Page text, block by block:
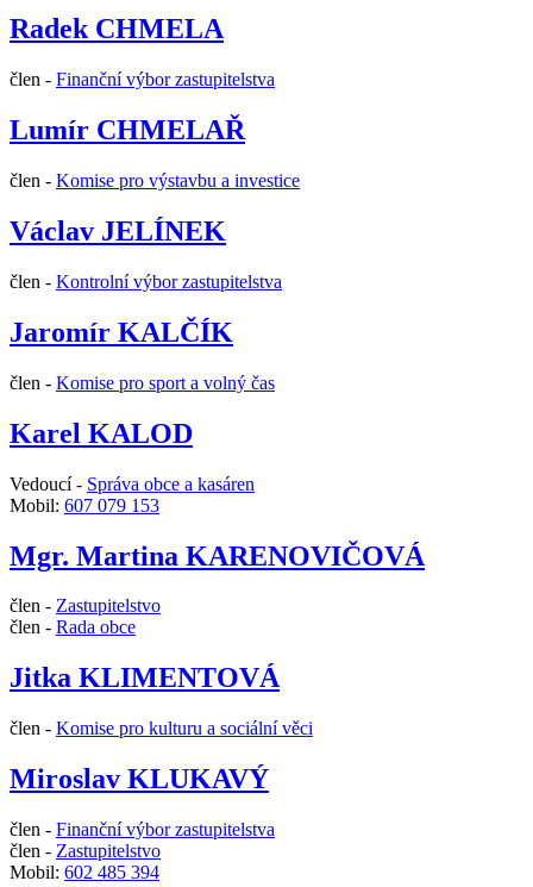
Radek CHMELA
člen - Finanční výbor zastupitelstva
Lumír CHMELAŘ
člen - Komise pro výstavbu a investice
Václav JELÍNEK
člen - Kontrolní výbor zastupitelstva
Jaromír KALČÍK
člen - Komise pro sport a volný čas
Karel KALOD
Vedoucí - Správa obce a kasáren
Mobil: 607 079 153
Mgr. Martina KARENOVIČOVÁ
člen - Zastupitelstvo
člen - Rada obce
Jitka KLIMENTOVÁ
člen - Komise pro kulturu a sociální věci
Miroslav KLUKAVÝ
člen - Finanční výbor zastupitelstva
člen - Zastupitelstvo
Mobil: 602 485 394